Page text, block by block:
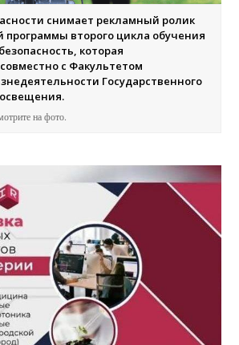
снимает рекламный ролик
программы второго цикла обучения
которая
с Факультетом
Государственного
на фото.